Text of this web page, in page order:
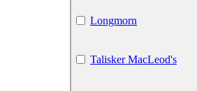
Longmorn
Talisker MacLeod's